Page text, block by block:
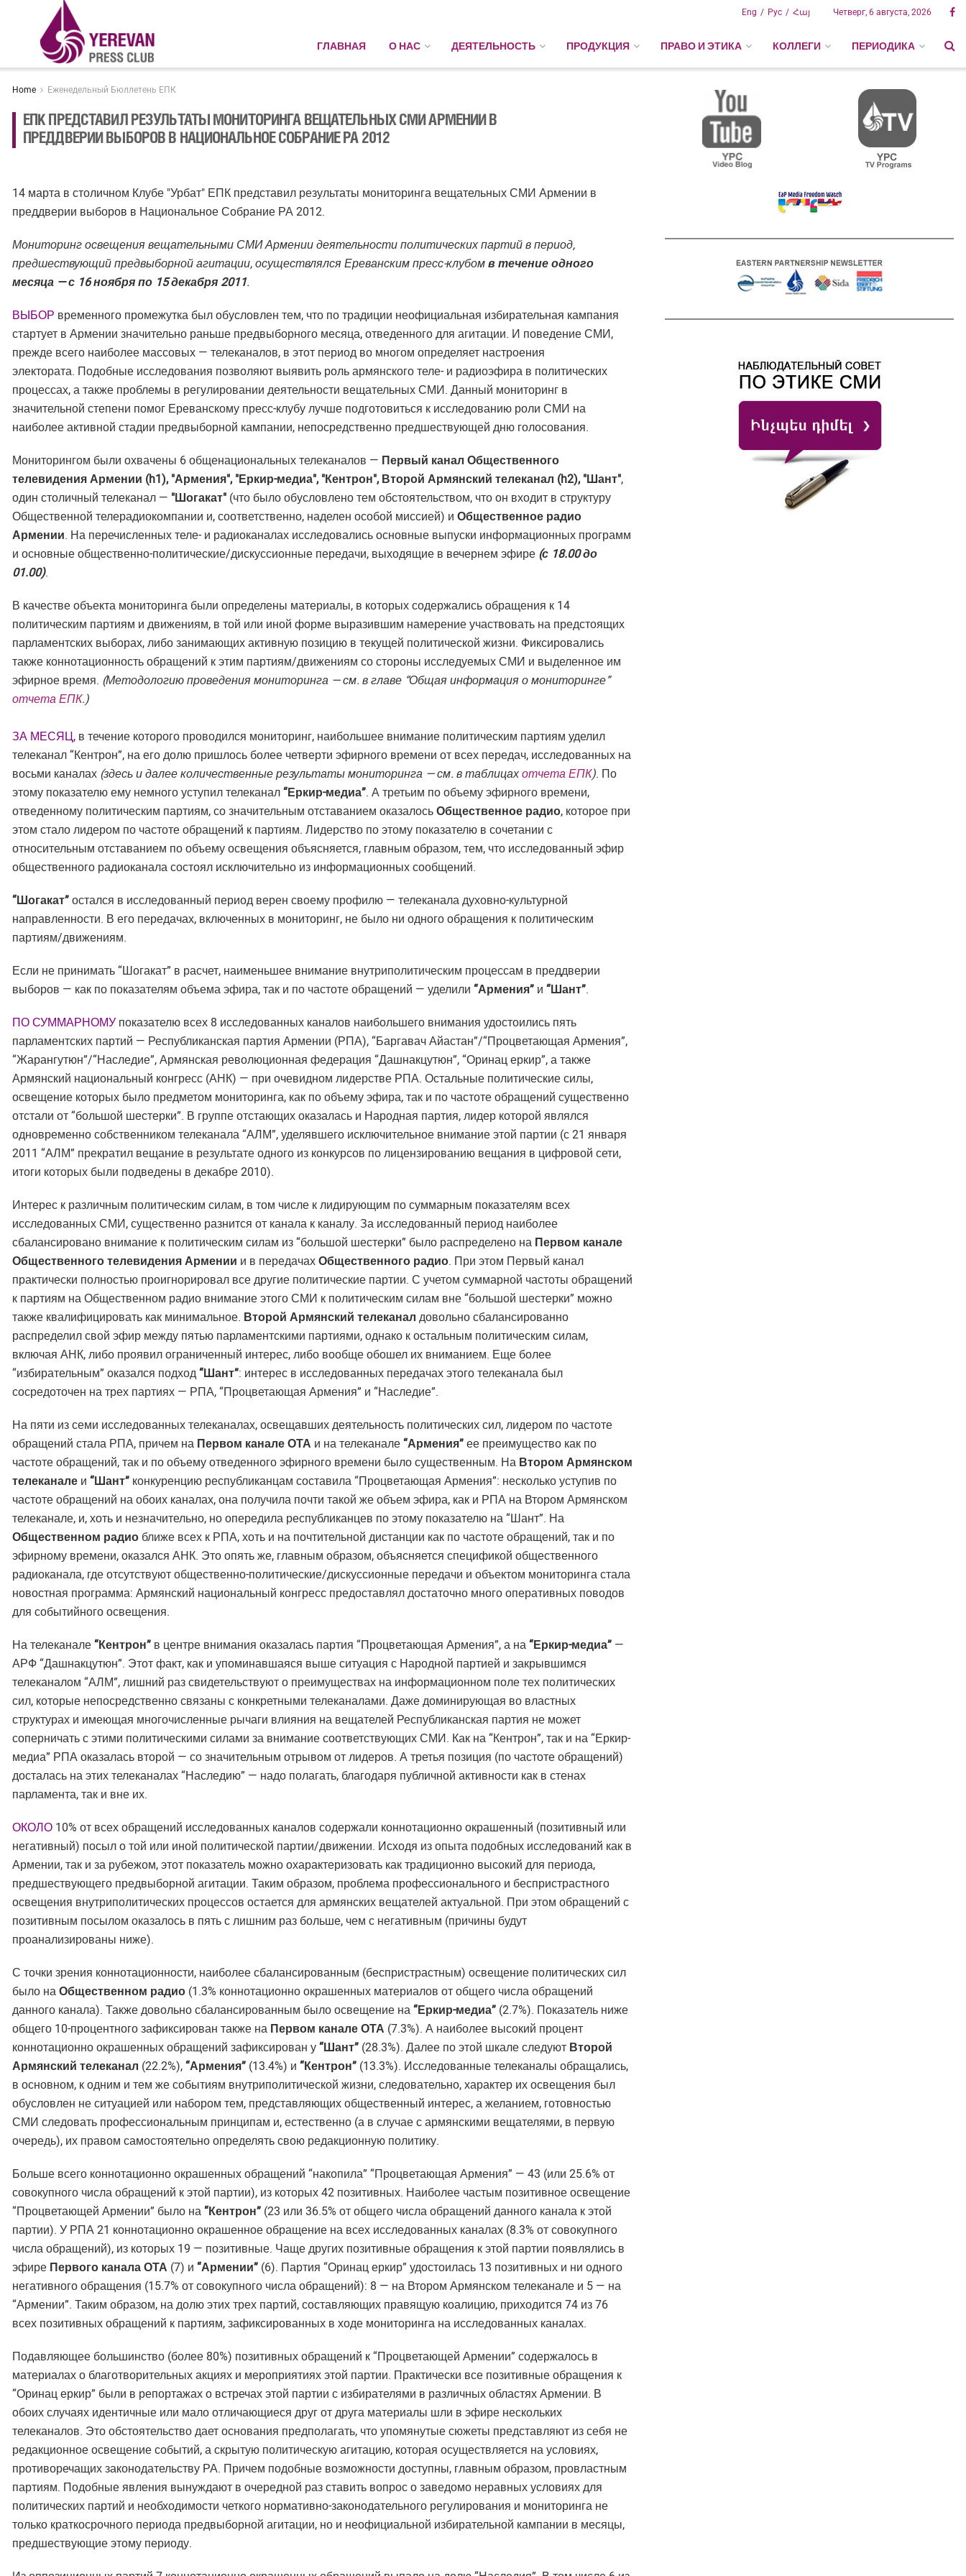
Рус Հայ
Eng Четверг, 6 августа, 2026
ГЛАВНАЯ О НАС ДЕЯТЕЛЬНОСТЬ ПРОДУКЦИЯ ПРАВО И ЭТИКА КОЛЛЕГИ ПЕРИОДИКА
Home Еженедельный Бюллетень ЕПК
ЕПК ПРЕДСТАВИЛ РЕЗУЛЬТАТЫ МОНИТОРИНГА ВЕЩАТЕЛЬНЫХ СМИ АРМЕНИИ В
ПРЕДДВЕРИИ ВЫБОРОВ В НАЦИОНАЛЬНОЕ СОБРАНИЕ РА 2012
14 марта в столичном Клубе "Урбат" ЕПК представил результаты мониторинга вещательных СМИ Армении в
преддверии выборов в Национальное Собрание РА 2012.
Мониторинг освещения вещательными СМИ Армении деятельности политических партий в период,
предшествующий предвыборной агитации, осуществлялся Ереванским пресс-клубом в течение одного
месяца — с 16 ноября по 15 декабря 2011.
ВЫБОР временного промежутка был обусловлен тем, что по традиции неофициальная избирательная кампания
стартует в Армении значительно раньше предвыборного месяца, отведенного для агитации. И поведение СМИ,
прежде всего наиболее массовых — телеканалов, в этот период во многом определяет настроения
электората. Подобные исследования позволяют выявить роль армянского теле- и радиоэфира в политических
процессах, а также проблемы в регулировании деятельности вещательных СМИ. Данный мониторинг в
значительной степени помог Ереванскому пресс-клубу лучше подготовиться к исследованию роли СМИ на
наиболее активной стадии предвыборной кампании, непосредственно предшествующей дню голосования.
Мониторингом были охвачены 6 общенациональных телеканалов — Первый канал Общественного
телевидения Армении (h1), "Армения", "Еркир-медиа", "Кентрон", Второй Армянский телеканал (h2), "Шант",
один столичный телеканал — "Шогакат" (что было обусловлено тем обстоятельством, что он входит в структуру
Общественной телерадиокомпании и, соответственно, наделен особой миссией) и Общественное радио
Армении. На перечисленных теле- и радиоканалах исследовались основные выпуски информационных программ
и основные общественно-политические/дискуссионные передачи, выходящие в вечернем эфире (с 18.00 до
01.00).
В качестве объекта мониторинга были определены материалы, в которых содержались обращения к 14
политическим партиям и движениям, в той или иной форме выразившим намерение участвовать на предстоящих
парламентских выборах, либо занимающих активную позицию в текущей политической жизни. Фиксировались
также коннотационность обращений к этим партиям/движениям со стороны исследуемых СМИ и выделенное им
эфирное время. (Методологию проведения мониторинга — см. в главе “Общая информация о мониторинге”
отчета ЕПК.)
ЗА МЕСЯЦ, в течение которого проводился мониторинг, наибольшее внимание политическим партиям уделил
телеканал “Кентрон”, на его долю пришлось более четверти эфирного времени от всех передач, исследованных на
восьми каналах (здесь и далее количественные результаты мониторинга — см. в таблицахотчета ЕПК). По
этому показателю ему немного уступил телеканал “Еркир-медиа”. А третьим по объему эфирного времени,
отведенному политическим партиям, со значительным отставанием оказалось Общественное радио, которое при
этом стало лидером по частоте обращений к партиям. Лидерство по этому показателю в сочетании с
относительным отставанием по объему освещения объясняется, главным образом, тем, что исследованный эфир
общественного радиоканала состоял исключительно из информационных сообщений.
“Шогакат” остался в исследованный период верен своему профилю — телеканала духовно-культурной
направленности. В его передачах, включенных в мониторинг, не было ни одного обращения к политическим
партиям/движениям.
Если не принимать “Шогакат” в расчет, наименьшее внимание внутриполитическим процессам в преддверии
выборов — как по показателям объема эфира, так и по частоте обращений — уделили “Армения” и “Шант”.
ПО СУММАРНОМУ показателю всех 8 исследованных каналов наибольшего внимания удостоились пять
парламентских партий — Республиканская партия Армении (РПА), “Баргавач Айастан”/“Процветающая Армения”,
“Жарангутюн”/“Наследие”, Армянская революционная федерация “Дашнакцутюн”, “Оринац еркир”, а также
Армянский национальный конгресс (АНК) — при очевидном лидерстве РПА. Остальные политические силы,
освещение которых было предметом мониторинга, как по объему эфира, так и по частоте обращений существенно
отстали от “большой шестерки”. В группе отстающих оказалась и Народная партия, лидер которой являлся
одновременно собственником телеканала “АЛМ”, уделявшего исключительное внимание этой партии (с 21 января
2011 “АЛМ” прекратил вещание в результате одного из конкурсов по лицензированию вещания в цифровой сети,
итоги которых были подведены в декабре 2010).
Интерес к различным политическим силам, в том числе к лидирующим по суммарным показателям всех
исследованных СМИ, существенно разнится от канала к каналу. За исследованный период наиболее
сбалансировано внимание к политическим силам из “большой шестерки” было распределено на Первом канале
Общественного телевидения Армении и в передачах Общественного радио. При этом Первый канал
практически полностью проигнорировал все другие политические партии. С учетом суммарной частоты обращений
к партиям на Общественном радио внимание этого СМИ к политическим силам вне “большой шестерки” можно
также квалифицировать как минимальное. Второй Армянский телеканал довольно сбалансированно
распределил свой эфир между пятью парламентскими партиями, однако к остальным политическим силам,
включая АНК, либо проявил ограниченный интерес, либо вообще обошел их вниманием. Еще более
“избирательным” оказался подход “Шант”: интерес в исследованных передачах этого телеканала был
сосредоточен на трех партиях — РПА, “Процветающая Армения” и “Наследие”.
На пяти из семи исследованных телеканалах, освещавших деятельность политических сил, лидером по частоте
обращений стала РПА, причем на Первом канале ОТА и на телеканале “Армения” ее преимущество как по
частоте обращений, так и по объему отведенного эфирного времени было существенным. На Втором Армянском
телеканале и “Шант” конкуренцию республиканцам составила “Процветающая Армения”: несколько уступив по
частоте обращений на обоих каналах, она получила почти такой же объем эфира, как и РПА на Втором Армянском
телеканале, и, хоть и незначительно, но опередила республиканцев по этому показателю на “Шант”. На
Общественном радио ближе всех к РПА, хоть и на почтительной дистанции как по частоте обращений, так и по
эфирному времени, оказался АНК. Это опять же, главным образом, объясняется спецификой общественного
радиоканала, где отсутствуют общественно-политические/дискуссионные передачи и объектом мониторинга стала
новостная программа: Армянский национальный конгресс предоставлял достаточно много оперативных поводов
для событийного освещения.
На телеканале “Кентрон” в центре внимания оказалась партия “Процветающая Армения”, а на “Еркир-медиа” —
АРФ “Дашнакцутюн”. Этот факт, как и упоминавшаяся выше ситуация с Народной партией и закрывшимся
телеканалом “АЛМ”, лишний раз свидетельствуют о преимуществах на информационном поле тех политических
сил, которые непосредственно связаны с конкретными телеканалами. Даже доминирующая во властных
структурах и имеющая многочисленные рычаги влияния на вещателей Республиканская партия не может
соперничать с этими политическими силами за внимание соответствующих СМИ. Как на “Кентрон”, так и на “Еркир-
медиа” РПА оказалась второй — со значительным отрывом от лидеров. А третья позиция (по частоте обращений)
досталась на этих телеканалах “Наследию” — надо полагать, благодаря публичной активности как в стенах
парламента, так и вне их.
ОКОЛО 10% от всех обращений исследованных каналов содержали коннотационно окрашенный (позитивный или
негативный) посыл о той или иной политической партии/движении. Исходя из опыта подобных исследований как в
Армении, так и за рубежом, этот показатель можно охарактеризовать как традиционно высокий для периода,
предшествующего предвыборной агитации. Таким образом, проблема профессионального и беспристрастного
освещения внутриполитических процессов остается для армянских вещателей актуальной. При этом обращений с
позитивным посылом оказалось в пять с лишним раз больше, чем с негативным (причины будут
проанализированы ниже).
С точки зрения коннотационности, наиболее сбалансированным (беспристрастным) освещение политических сил
было на Общественном радио (1.3% коннотационно окрашенных материалов от общего числа обращений
данного канала). Также довольно сбалансированным было освещение на “Еркир-медиа” (2.7%). Показатель ниже
общего 10-процентного зафиксирован также на Первом канале ОТА (7.3%). А наиболее высокий процент
коннотационно окрашенных обращений зафиксирован у “Шант” (28.3%). Далее по этой шкале следуют Второй
Армянский телеканал (22.2%), “Армения” (13.4%) и “Кентрон” (13.3%). Исследованные телеканалы обращались,
в основном, к одним и тем же событиям внутриполитической жизни, следовательно, характер их освещения был
обусловлен не ситуацией или набором тем, представляющих общественный интерес, а желанием, готовностью
СМИ следовать профессиональным принципам и, естественно (а в случае с армянскими вещателями, в первую
очередь), их правом самостоятельно определять свою редакционную политику.
Больше всего коннотационно окрашенных обращений “накопила” “Процветающая Армения” — 43 (или 25.6% от
совокупного числа обращений к этой партии), из которых 42 позитивных. Наиболее частым позитивное освещение
“Процветающей Армении” было на “Кентрон” (23 или 36.5% от общего числа обращений данного канала к этой
партии). У РПА 21 коннотационно окрашенное обращение на всех исследованных каналах (8.3% от совокупного
числа обращений), из которых 19 — позитивные. Чаще других позитивные обращения к этой партии появлялись в
эфире Первого канала ОТА (7) и “Армении” (6). Партия “Оринац еркир” удостоилась 13 позитивных и ни одного
негативного обращения (15.7% от совокупного числа обращений): 8 — на Втором Армянском телеканале и 5 — на
“Армении”. Таким образом, на долю этих трех партий, составляющих правящую коалицию, приходится 74 из 76
всех позитивных обращений к партиям, зафиксированных в ходе мониторинга на исследованных каналах.
Подавляющее большинство (более 80%) позитивных обращений к “Процветающей Армении” содержалось в
материалах о благотворительных акциях и мероприятиях этой партии. Практически все позитивные обращения к
“Оринац еркир” были в репортажах о встречах этой партии с избирателями в различных областях Армении. В
обоих случаях идентичные или мало отличающиеся друг от друга материалы шли в эфире нескольких
телеканалов. Это обстоятельство дает основания предполагать, что упомянутые сюжеты представляют из себя не
редакционное освещение событий, а скрытую политическую агитацию, которая осуществляется на условиях,
противоречащих законодательству РА. Причем подобные возможности доступны, главным образом, провластным
партиям. Подобные явления вынуждают в очередной раз ставить вопрос о заведомо неравных условиях для
политических партий и необходимости четкого нормативно-законодательного регулирования и мониторинга не
только краткосрочного периода предвыборной агитации, но и неофициальной избирательной кампании в месяцы,
предшествующие этому периоду.